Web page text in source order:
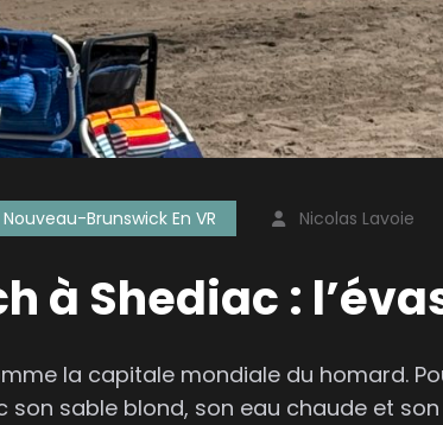
Nouveau-Brunswick En VR Nicolas Lavoie
à Shediac :
la capitale mondiale du homard.
son sable blond, son eau chaude et